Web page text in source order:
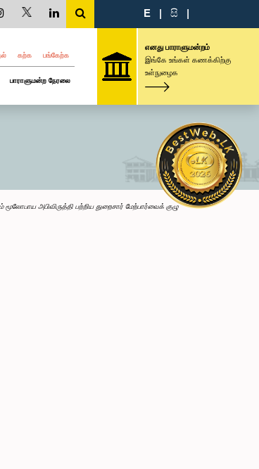
E | සි |
கற்க பங்கேற்க
பாராளுமன்ற நேரலை
எனது பாராளுமன்றம்
இங்கே உங்கள் கணக்கிற்கு
உள்நுழைக
மூலோபாய அபிவிருத்தி பற்றிய துறைசார் மேற்பார்வைக் குழு